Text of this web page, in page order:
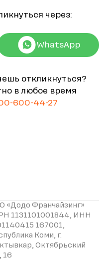
через:
WhatsApp
откликнуться?
в любое время
600-44-27
«Додо Франчайзинг»
1131101001844, ИНН
167001,
Коми, г.
Октябрьский
16